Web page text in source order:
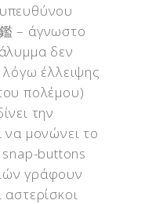
– άγνωστο
δεν
λόγω έλλειψης
πολέμου)
την
να μονώνει το
buttons
γράφουν